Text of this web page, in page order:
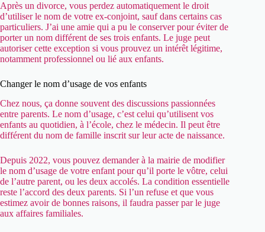
Après un divorce, vous perdez automatiquement le droit
d’utiliser le nom de votre ex-conjoint, sauf dans certains cas
particuliers. J’ai une amie qui a pu le conserver pour éviter de
porter un nom différent de ses trois enfants. Le juge peut
autoriser cette exception si vous prouvez un intérêt légitime,
notamment professionnel ou lié aux enfants.
Changer le nom d’usage de vos enfants
Chez nous, ça donne souvent des discussions passionnées
entre parents. Le nom d’usage, c’est celui qu’utilisent vos
enfants au quotidien, à l’école, chez le médecin. Il peut être
différent du nom de famille inscrit sur leur acte de naissance.
Depuis 2022, vous pouvez demander à la mairie de modifier
le nom d’usage de votre enfant pour qu’il porte le vôtre, celui
de l’autre parent, ou les deux accolés. La condition essentielle
reste l’accord des deux parents. Si l’un refuse et que vous
estimez avoir de bonnes raisons, il faudra passer par le juge
aux affaires familiales.